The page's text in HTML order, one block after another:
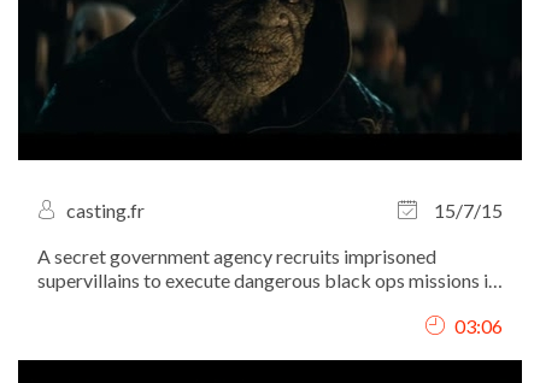
casting.fr
15/7/15
A secret government agency recruits imprisoned
supervillains to execute dangerous black ops missions in
03:06